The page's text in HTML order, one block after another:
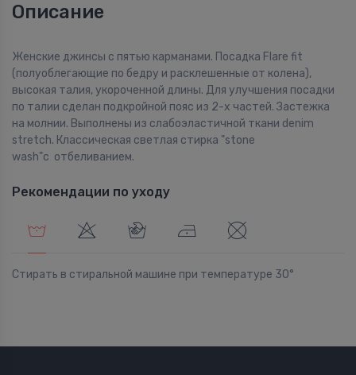
Описание
Женские джинсы с пятью карманами. Посадка Flare fit
(полуоблегающие по бедру и расклешенные от колена),
высокая талия, укороченной длины. Для улучшения посадки
по талии сделан подкройной пояс из 2-х частей. Застежка
на молнии. Выполнены из слабоэластичной ткани denim
stretch. Классическая светлая стирка "stone
wash"с отбеливанием.
Рекомендации по уходу
Стирать в стиральной машине при температуре 30°